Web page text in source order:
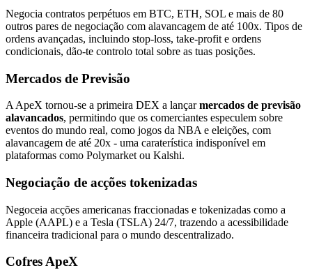
Negocia contratos perpétuos em BTC, ETH, SOL e mais de 80
outros pares de negociação com alavancagem de até 100x. Tipos de
ordens avançadas, incluindo stop-loss, take-profit e ordens
condicionais, dão-te controlo total sobre as tuas posições.
Mercados de Previsão
A ApeX tornou-se a primeira DEX a lançarmercados de previsão
alavancados, permitindo que os comerciantes especulem sobre
eventos do mundo real, como jogos da NBA e eleições, com
alavancagem de até 20x - uma caraterística indisponível em
plataformas como Polymarket ou Kalshi.
Negociação de acções tokenizadas
Negoceia acções americanas fraccionadas e tokenizadas como a
Apple (AAPL) e a Tesla (TSLA) 24/7, trazendo a acessibilidade
financeira tradicional para o mundo descentralizado.
Cofres ApeX